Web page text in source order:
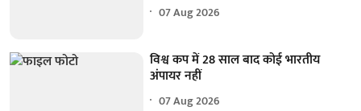
07 Aug 2026
विश्व कप में 28 साल बाद कोई भारतीय
अंपायर नहीं
07 Aug 2026